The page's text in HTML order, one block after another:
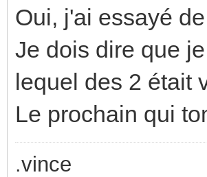
Oui, j'ai essayé
Je dois dire que
lequel des 2 était
Le prochain qui
.vince